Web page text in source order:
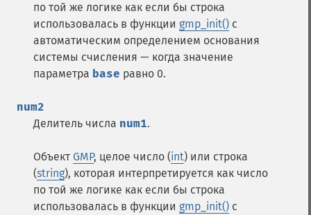
по той же логике как если бы строка
использовалась в функции gmp_init() с
автоматическим определением основания
системы счисления — когда значение
параметра base равно 0.
num2
Делитель числа num1.
Объект GMP, целое число (int) или строка
(string), которая интерпретируется как число
по той же логике как если бы строка
использовалась в функции gmp_init() с